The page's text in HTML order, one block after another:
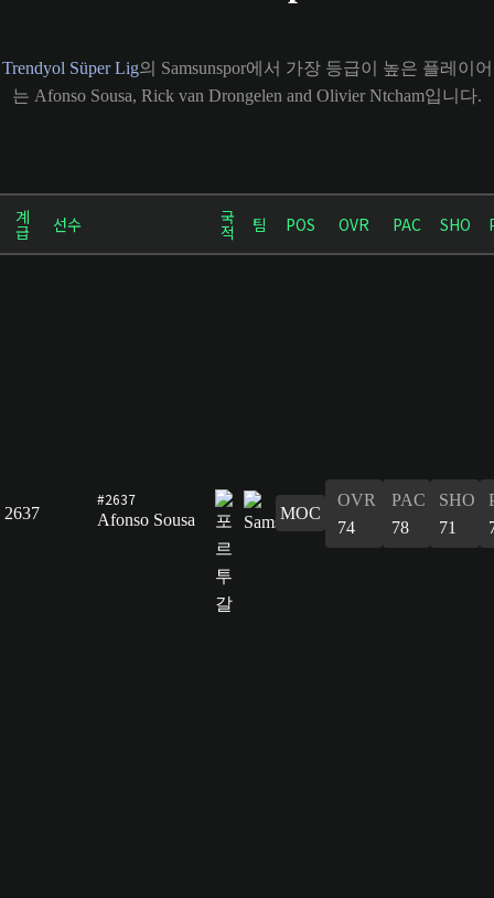
Trendyol Süper Lig의 Samsunspor에서 가장 등급이 높은 플레이어
는 Afonso Sousa, Rick van Drongelen and Olivier Ntcham입니다.
계
급 선수 국
적 팀 POS OVR PAC SHO
2637
#2637
Afonso Sousa
MOC
OVR
74
PAC
78
SHO
71